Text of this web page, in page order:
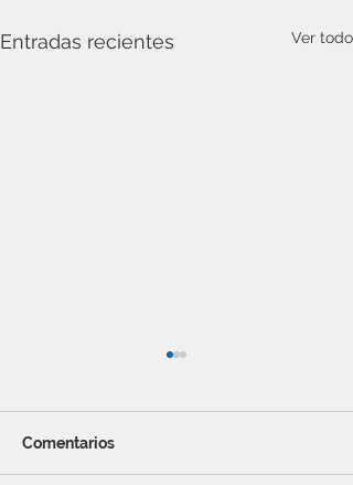
Entradas recientes Ver todo
Comentarios